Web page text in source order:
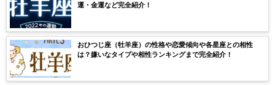
運・金運など完全紹介！
おひつじ座（牡羊座）の性格や恋愛傾向や各星座との相性
は？嫌いなタイプや相性ランキングまで完全紹介！